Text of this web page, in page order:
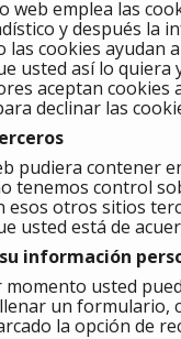
web emplea las
y después la
las cookies ayudan
usted así lo
aceptan
declinar las
pudiera contener
tenemos control
esos otros sitios
usted está de
información
momento usted
un formulario,
la opción de